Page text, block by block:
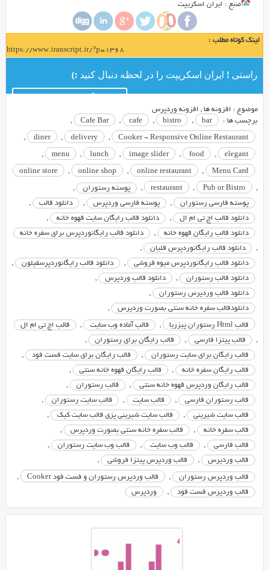
برای
این
ساعت
از
سایت
وردپرسی
زیبا
و
حرفه
ای
در
زمینه
رستوران
فست
فود
برای
شما
عزیزان
آماده
دانلود
کرده
ایم.
این
پوسته
دارای
طراحی
بسیار
شیک
و
جذابی
می
که
منبع : ایران اسکریپت
لینک کوتاه مطلب :
https://www.iranscript.ir/?p=1368
راستی ! ایران اسکریپت را در لحظه دنبال کنید :)
موضوع : افزونه ها , افزونه وردپرس
برچسب ها :
bar
,
bistro
,
cafe
,
Cafe Bar
,
Cooker - Responsive Online Restaurant
,
delivery
,
diner
,
elegant
,
food
,
image slider
,
lunch
,
menu
,
Menu Card
,
online restaurant
,
online shop
,
online store
,
Pub or Bistro
,
restaurant
, پوسته رستوران
,
پوسته فارسی رستوران
, پوسته فارسی وردپرس , دانلود قالب
,
دانلود قالب اچ تی ام ال
, دانلود قالب رایگان سایت قهوه خانه
,
دانلود قالب رایگان قهوه خانه
,
دانلود قالب رایگانوردپرس برای سفره خانه
,
دانلود قالب رایگانوردپرس قلیان
,
دانلود قالب رایگانوردپرس میوه فروشی
, دانلود قالب رایگانوردپرسقیلون
,
دانلود قالب رستوران
, دانلود قالب وردپرس
,
دانلود قالب وردپرس رستوران
,
دانلودقالب سفره خانه سنتی بصورت وردپرس
,
قالب Html رستوران پیزریا , قالب آماده وب سایت ,
قالب اچ تی ام ال
,
قالب پیتزا فارسی , قالب رایگان برای رستوران
,
قالب رایگان برای سایت رستوران
, قالب رایگان برای سایت فست فود
,
قالب رایگان سفره خانه
, قالب رایگان قهوه خانه سنتی
,
قالب رایگان وردپرس قهوه خانه سنتی
, قالب رستوران
,
قالب رستوران فارسی
, قالب سایت , قالب سایت رستوران
,
قالب سایت شیرینی
, قالب سایت شیرینی پزی قالب سایت کیک
,
قالب سفره خانه
, قالب سفره خانه سنتی بصورت وردپرس
,
قالب فارسی
, قالب وب سایت , قالب وب سایت رستوران
,
قالب وردپرس
, قالب وردپرس پیتزا فروشی ,
قالب وردپرس رستوران , قالب وردپرس رستوران و فست فود Cooker
,
قالب وردپرس فست فود
, وردپرس